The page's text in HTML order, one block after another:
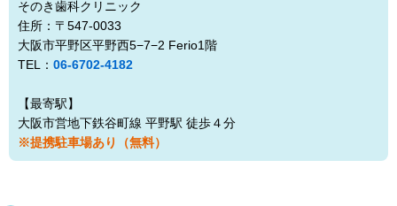
そのき歯科クリニック
住所：〒547-0033
大阪市平野区平野西5−7−2 Ferio1階
TEL： 06-6702-4182
【最寄駅】
大阪市営地下鉄谷町線 平野駅 徒歩４分
※提携駐車場あり（無料）